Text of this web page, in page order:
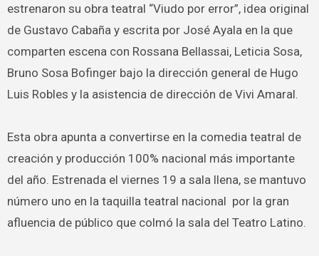
estrenaron su obra teatral “Viudo por error”, idea original
de Gustavo Cabaña y escrita por José Ayala en la que
comparten escena con Rossana Bellassai, Leticia Sosa,
Bruno Sosa Bofinger bajo la dirección general de Hugo
Luis Robles y la asistencia de dirección de Vivi Amaral.
Esta obra apunta a convertirse en la comedia teatral de
creación y producción 100% nacional más importante
del año. Estrenada el viernes 19 a sala llena, se mantuvo
número uno en la taquilla teatral nacional por la gran
afluencia de público que colmó la sala del Teatro Latino.